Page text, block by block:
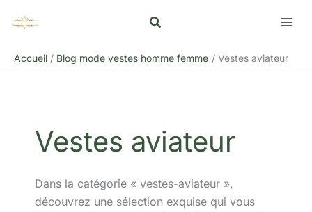
Accueil
Blog mode vestes homme femme Vestes aviateur
Vestes aviateur
Dans la catégorie « vestes-aviateur »,
découvrez une sélection exquise qui vous
e